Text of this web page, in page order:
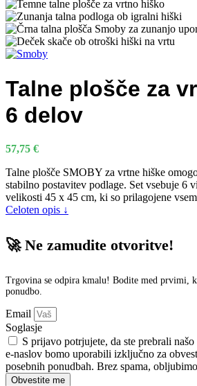
Talne plošče za
6 delov
57,75 €
Talne plošče SMOBY za vrtne hiške
stabilno postavitev podlage. Set vsebuje 6
velikosti 45 x 45 cm, ki so prilagojene
Celoten opis ↓
🚀 Ne zamudite otvoritve!
Trgovina se odpira kmalu! Bodite med prvimi,
ponudbo.
Email
Soglasje
S prijavo potrjujete, da ste prebrali našo
e-naslov bomo uporabili izključno za
posebnih ponudbah. Brez spama,
Obvestite me